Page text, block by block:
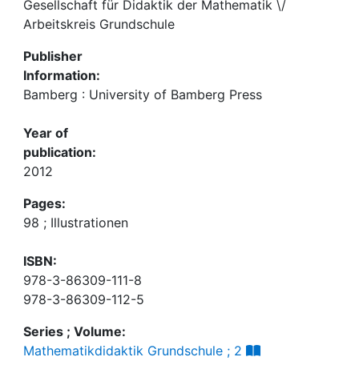
Gesellschaft für Didaktik der Mathematik \/
Arbeitskreis Grundschule
Publisher
Information:
Bamberg : University of Bamberg Press
Year of
publication:
2012
Pages:
98 ; Illustrationen
ISBN:
978-3-86309-111-8
978-3-86309-112-5
Series ; Volume:
Mathematikdidaktik Grundschule ; 2